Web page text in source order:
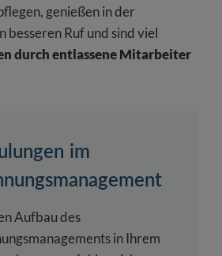
genießen in der
besseren Ruf und sind viel
durch entlassene Mitarbeiter
im
Aufbau des
in Ihrem